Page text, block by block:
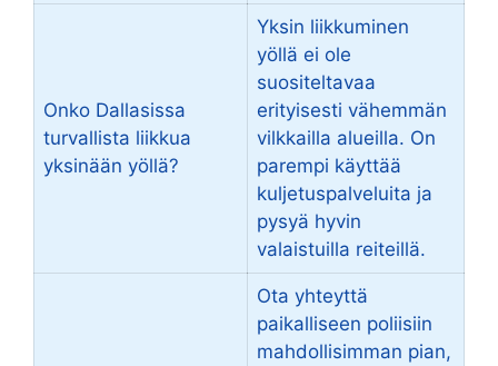
Onko Dallasissa
turvallista liikkua
yksinään yöllä?
Yksin liikkuminen
yöllä ei ole
suositeltavaa
erityisesti vähemmän
vilkkailla alueilla. On
parempi käyttää
kuljetuspalveluita ja
pysyä hyvin
valaistuilla reiteillä.
Ota yhteyttä
paikalliseen poliisiin
mahdollisimman pian,